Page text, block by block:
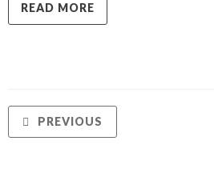
READ MORE
PREVIOUS